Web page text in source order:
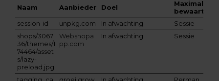
Naam Aanbieder Doel
Maximale
session-id
unpkg.com In afwachting
Sessie
shops/3067
36/themes/1
74464/asset
s/lazy-
preload.jpg
Webshopa
pp.com
In afwachting Sessie